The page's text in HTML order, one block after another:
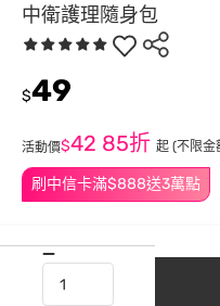
中衛護理隨身包
刷中信卡滿$888送3萬點
$49
活動價$42 85折 起 (不限金